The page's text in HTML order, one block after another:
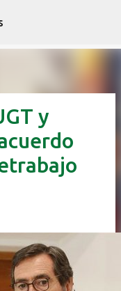
principal
y